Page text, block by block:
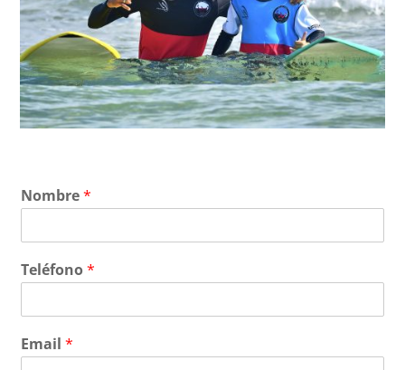
Nombre*
Teléfono*
Email*